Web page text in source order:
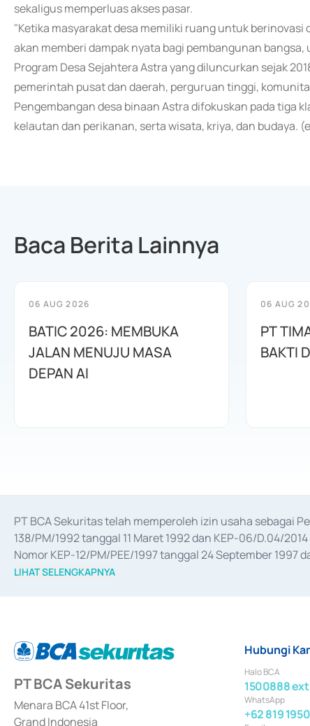
sekaligus memperluas akses pasar.
"Ketika masyarakat desa memiliki ruang untuk
akan memberi dampak nyata bagi pembangunan
Program Desa Sejahtera Astra yang diluncurkan sejak
pemerintah pusat dan daerah, perguruan tinggi,
Pengembangan desa binaan Astra difokuskan pada tiga
kelautan dan perikanan, serta wisata, kriya, dan budaya.
Baca Berita Lainnya
06 AUG 2026
BATIC 2026: MEMBUKA
JALAN MENUJU MASA
DEPAN AI
06 AUG
PT
BAKTI
PT BCA Sekuritas telah memperoleh izin usaha sebagai
138/PM/1992 tanggal 11 Maret 1992 dan KEP-06/D.04/
Nomor KEP-12/PM/PEE/1997 tanggal 24 September
merger, akuisisi, divestasi, dan
LIHAT SELENGKAPNYA
PT BCA Sekuritas
Menara BCA 41st Floor,
Grand Indonesia
Hubungi
Halo BCA
1500888
WhatsApp
+62 819